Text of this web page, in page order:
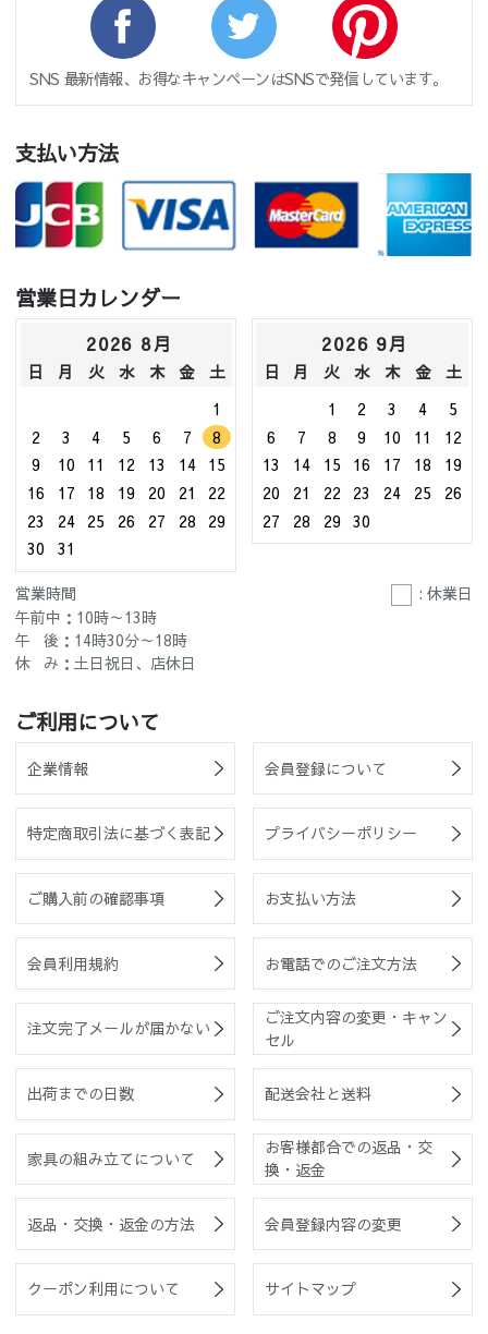
SNS 最新情報、お得なキャンペーンはSNSで発信しています。
支払い方法
営業日カレンダー
2026 8月
日 月 火 水 木 金
土
1
2
3 4 5 6 7
8
9
10 11 12 13 14
15
16
17 18 19 20 21
22
23
24 25 26 27 28
29
30
31
2026 9月
日 月 火 水 木 金
土
1
2 3 4
5
6
7 8 9 10 11
12
13
14 15 16 17 18
19
20
21 22 23 24 25
26
27
28 29 30
営業時間
: 休業日
午前中：10時～13時
午 後：14時30分～18時
休 み：土日祝日、店休日
ご利用について
企業情報 会員登録について
特定商取引法に基づく表記 プライバシーポリシー
ご購入前の確認事項 お支払い方法
会員利用規約 お電話でのご注文方法
注文完了メールが届かない
ご注文内容の変更・キャン
セル
出荷までの日数 配送会社と送料
家具の組み立てについて
お客様都合での返品・交
換・返金
返品・交換・返金の方法 会員登録内容の変更
クーポン利用について サイトマップ